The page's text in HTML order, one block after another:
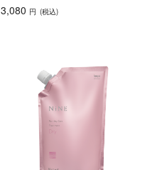
3,080 円 (税込)